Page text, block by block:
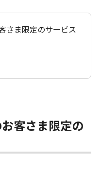
さま限定のサービス
客さま限定の